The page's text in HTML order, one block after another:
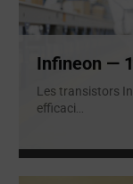
Infineon —
Les transistors
efficaci